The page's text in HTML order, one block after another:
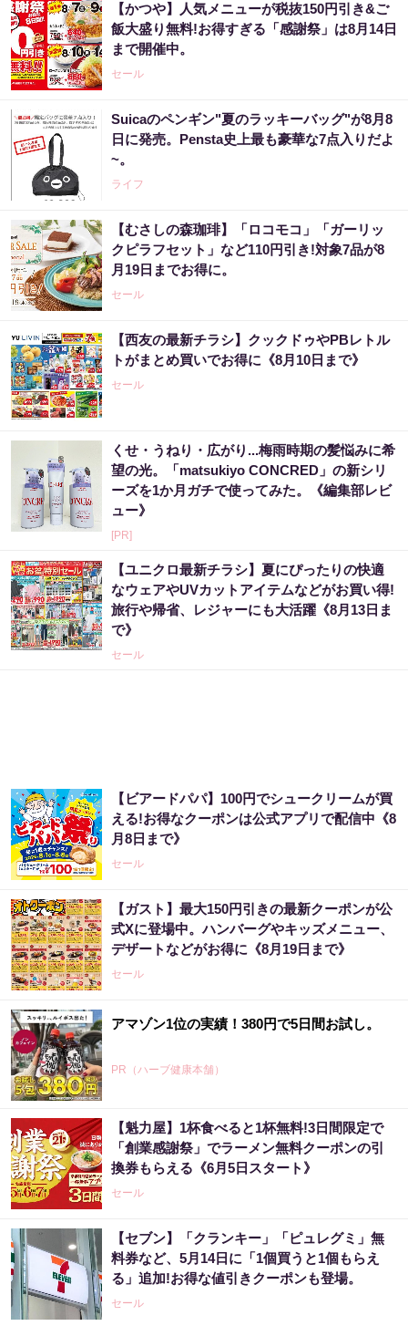
【かつや】人気メニューが税抜150円引き&ご
飯大盛り無料!お得すぎる「感謝祭」は8月14日
まで開催中。
セール
Suicaのペンギン"夏のラッキーバッグ"が8月8
日に発売。Pensta史上最も豪華な7点入りだよ
~。
ライフ
【むさしの森珈琲】「ロコモコ」「ガーリッ
クピラフセット」など110円引き!対象7品が8
月19日までお得に。
セール
【西友の最新チラシ】クックドゥやPBレトル
トがまとめ買いでお得に《8月10日まで》
セール
くせ・うねり・広がり...梅雨時期の髪悩みに希
望の光。「matsukiyo CONCRED」の新シリ
ーズを1か月ガチで使ってみた。《編集部レビ
ュー》
[PR]
【ユニクロ最新チラシ】夏にぴったりの快適
なウェアやUVカットアイテムなどがお買い得!
旅行や帰省、レジャーにも大活躍《8月13日ま
で》
セール
【ビアードパパ】100円でシュークリームが買
える!お得なクーポンは公式アプリで配信中《8
月8日まで》
セール
【ガスト】最大150円引きの最新クーポンが公
式Xに登場中。ハンバーグやキッズメニュー、
デザートなどがお得に《8月19日まで》
セール
アマゾン1位の実績！380円で5日間お試し。
PR（ハーブ健康本舗）
【魁力屋】1杯食べると1杯無料!3日間限定で
「創業感謝祭」でラーメン無料クーポンの引
換券もらえる《6月5日スタート》
セール
【セブン】「クランキー」「ピュレグミ」無
料券など、5月14日に「1個買うと1個もらえ
る」追加!お得な値引きクーポンも登場。
セール